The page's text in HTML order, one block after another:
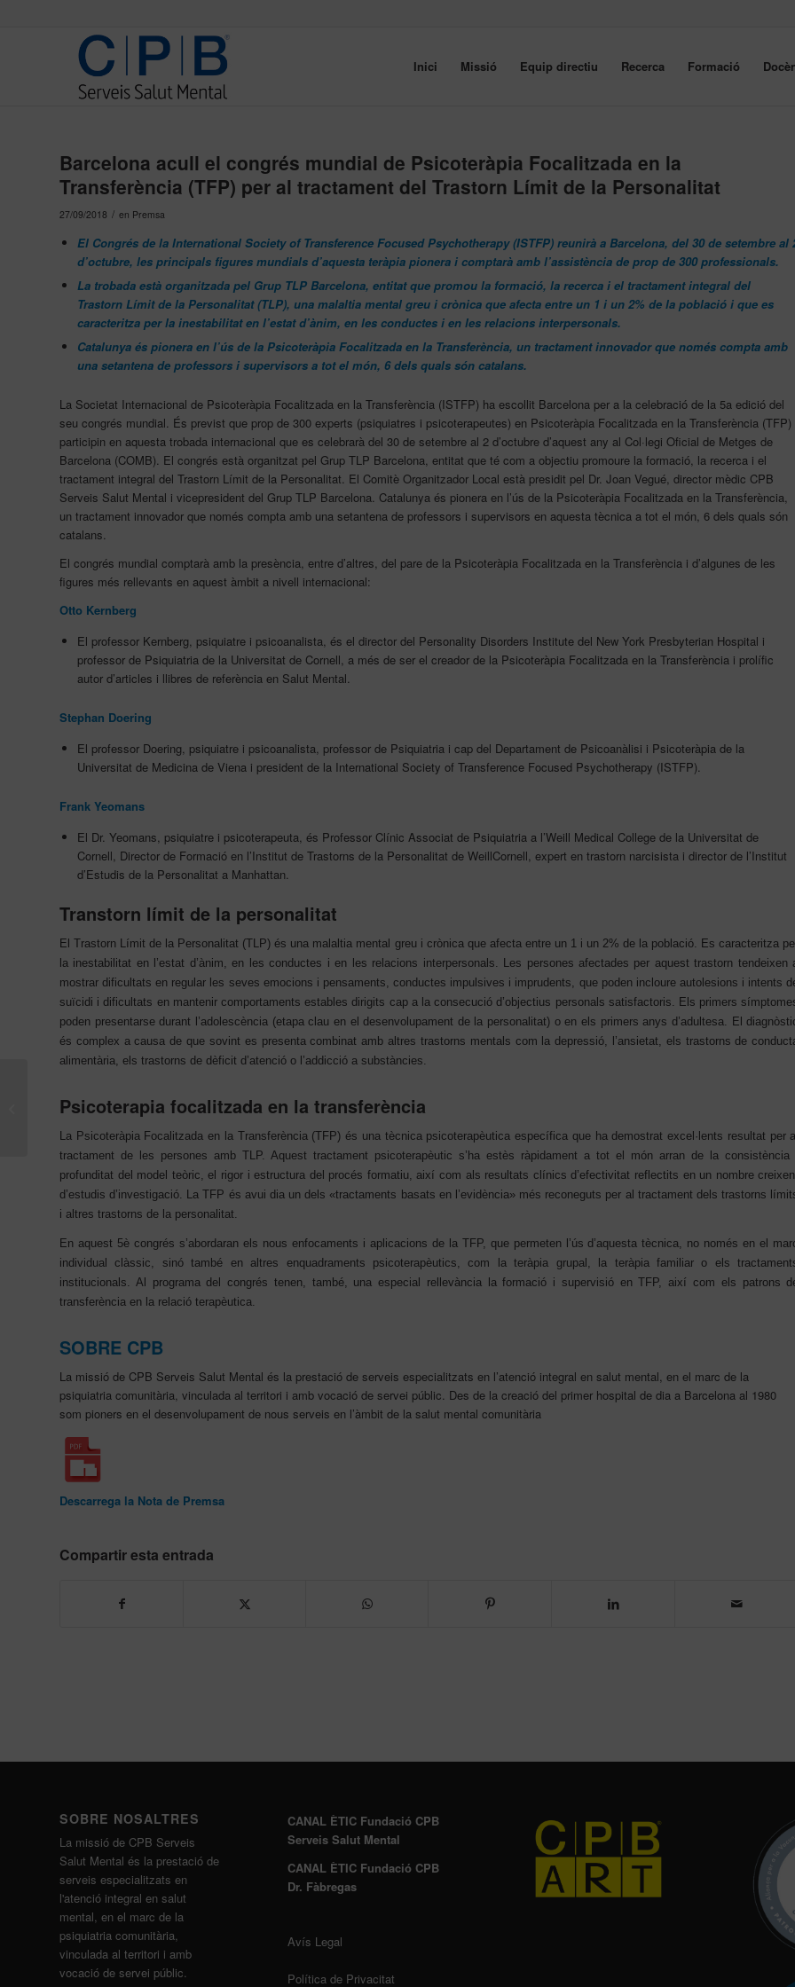
Inici Missió Equip directiu Recerca Formació
Barcelona acull el congrés mundial de Psicoteràpia Focalitzada en la
Transferència (TFP) per al tractament del Trastorn Límit de la Personalitat
27/09/2018 / en Premsa
El Congrés de la International Society of Transference Focused Psychotherapy (ISTFP) reunirà a Barcelona, del 30 de setembre al
d’octubre, les principals figures mundials d’aquesta teràpia pionera i comptarà amb l’assistència de prop de 300 professionals.
La trobada està organitzada pel Grup TLP Barcelona, entitat que promou la formació, la recerca i el tractament integral del
Trastorn Límit de la Personalitat (TLP), una malaltia mental greu i crònica que afecta entre un 1 i un 2% de la població i que es
caracteritza per la inestabilitat en l’estat d’ànim, en les conductes i en les relacions interpersonals.
Catalunya és pionera en l’ús de la Psicoteràpia Focalitzada en la Transferència, un tractament innovador que només compta amb
una setantena de professors i supervisors a tot el món, 6 dels quals són catalans.
La Societat Internacional de Psicoteràpia Focalitzada en la Transferència (ISTFP) ha escollit Barcelona per a la celebració de la 5a edició del
seu congrés mundial. És previst que prop de 300 experts (psiquiatres i psicoterapeutes) en Psicoteràpia Focalitzada en la Transferència (TFP)
participin en aquesta trobada internacional que es celebrarà del 30 de setembre al 2 d’octubre d’aquest any al Col·legi Oficial de Metges de
Barcelona (COMB). El congrés està organitzat pel Grup TLP Barcelona, entitat que té com a objectiu promoure la formació, la recerca i el
tractament integral del Trastorn Límit de la Personalitat. El Comitè Organitzador Local està presidit pel Dr. Joan Vegué, director mèdic CPB
Serveis Salut Mental i vicepresident del Grup TLP Barcelona. Catalunya és pionera en l’ús de la Psicoteràpia Focalitzada en la Transferència,
un tractament innovador que només compta amb una setantena de professors i supervisors en aquesta tècnica a tot el món, 6 dels quals són
catalans.
El congrés mundial comptarà amb la presència, entre d’altres, del pare de la Psicoteràpia Focalitzada en la Transferència i d’algunes de les
figures més rellevants en aquest àmbit a nivell internacional:
Otto Kernberg
El professor Kernberg, psiquiatre i psicoanalista, és el director del Personality Disorders Institute del New York Presbyterian Hospital i
professor de Psiquiatria de la Universitat de Cornell, a més de ser el creador de la Psicoteràpia Focalitzada en la Transferència i prolífic
autor d’articles i llibres de referència en Salut Mental.
Stephan Doering
El professor Doering, psiquiatre i psicoanalista, professor de Psiquiatria i cap del Departament de Psicoanàlisi i Psicoteràpia de la
Universitat de Medicina de Viena i president de la International Society of Transference Focused Psychotherapy (ISTFP).
Frank Yeomans
El Dr. Yeomans, psiquiatre i psicoterapeuta, és Professor Clínic Associat de Psiquiatria a l’Weill Medical College de la Universitat de
Cornell, Director de Formació en l’Institut de Trastorns de la Personalitat de WeillCornell, expert en trastorn narcisista i director de l’Institut
d’Estudis de la Personalitat a Manhattan.
Transtorn límit de la personalitat
El Trastorn Límit de la Personalitat (TLP) és una malaltia mental greu i crònica que afecta entre un 1 i un 2% de la població. Es caracteritza
la inestabilitat en l’estat d’ànim, en les conductes i en les relacions interpersonals. Les persones afectades per aquest trastorn tendeixen
mostrar dificultats en regular les seves emocions i pensaments, conductes impulsives i imprudents, que poden incloure autolesions i intents
suïcidi i dificultats en mantenir comportaments estables dirigits cap a la consecució d’objectius personals satisfactoris. Els primers
poden presentarse durant l’adolescència (etapa clau en el desenvolupament de la personalitat) o en els primers anys d’adultesa. El
és complex a causa de que sovint es presenta combinat amb altres trastorns mentals com la depressió, l’ansietat, els trastorns de
alimentària, els trastorns de dèficit d’atenció o l’addicció a substàncies.
Psicoterapia focalitzada en la transferència
La Psicoteràpia Focalitzada en la Transferència (TFP) és una tècnica psicoterapèutica específica que ha demostrat excel·lents resultat per al
tractament de les persones amb TLP. Aquest tractament psicoterapèutic s’ha estès ràpidament a tot el món arran de la consistència
profunditat del model teòric, el rigor i estructura del procés formatiu, així com als resultats clínics d’efectivitat reflectits en un nombre
d’estudis d’investigació. La TFP és avui dia un dels «tractaments basats en l’evidència» més reconeguts per al tractament dels trastorns
i altres trastorns de la personalitat.
En aquest 5è congrés s’abordaran els nous enfocaments i aplicacions de la TFP, que permeten l’ús d’aquesta tècnica, no només en el
individual clàssic, sinó també en altres enquadraments psicoterapèutics, com la teràpia grupal, la teràpia familiar o els
institucionals. Al programa del congrés tenen, també, una especial rellevància la formació i supervisió en TFP, així com els patrons
transferència en la relació terapèutica.
SOBRE CPB
La missió de CPB Serveis Salut Mental és la prestació de serveis especialitzats en l’atenció integral en salut mental, en el marc de la
psiquiatria comunitària, vinculada al territori i amb vocació de servei públic. Des de la creació del primer hospital de dia a Barcelona al 1980
som pioners en el desenvolupament de nous serveis en l’àmbit de la salut mental comunitària
Descarrega la Nota de Premsa
Compartir esta entrada
SOBRE NOSALTRES
La missió de CPB Serveis
Salut Mental és la prestació de
serveis especialitzats en
l'atenció integral en salut
mental, en el marc de la
psiquiatria comunitària,
vinculada al territori i amb
vocació de servei públic.
CANAL ÈTIC Fundació CPB
Serveis Salut Mental
CANAL ÈTIC Fundació CPB
Dr. Fàbregas
Avís Legal
Política de Privacitat
congrés mundial de
Psicoteràpia
Focalitzada en la
Transferència...